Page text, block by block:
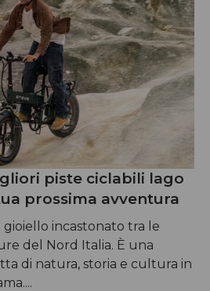
piste ciclabili lago
prossima avventura
gioiello incastonato tra le
del Nord Italia. È una
di natura, storia e cultura in